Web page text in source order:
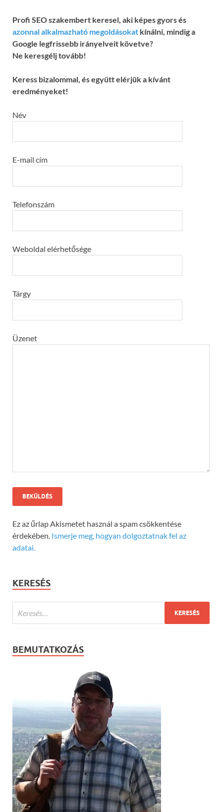
Profi SEO szakembert keresel, aki képes gyors és
azonnal alkalmazható megoldásokat kínálni, mindig a
Google legfrissebb irányelveit követve?
Ne keresgélj tovább!
Keress bizalommal, és együtt elérjük a kívánt
eredményeket!
Név
E-mail cím
Telefonszám
Weboldal elérhetősége
Tárgy
Üzenet
Ez az űrlap Akismetet használ a spam csökkentése
érdekében. Ismerje meg, hogyan dolgoztatnak fel az
adatai.
KERESÉS
BEMUTATKOZÁS